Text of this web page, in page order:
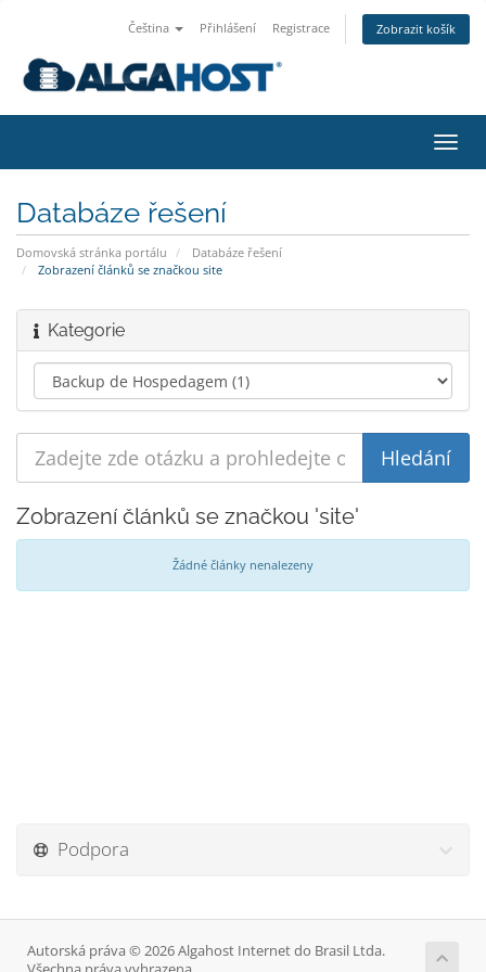
Čeština Přihlášení Registrace Zobrazit košík
Databáze řešení
Domovská stránka portálu
Databáze řešení
Zobrazení článků se značkou site
Kategorie
Zobrazení článků se značkou 'site'
Žádné články nenalezeny
Podpora
Autorská práva © 2026 Algahost Internet do Brasil Ltda.